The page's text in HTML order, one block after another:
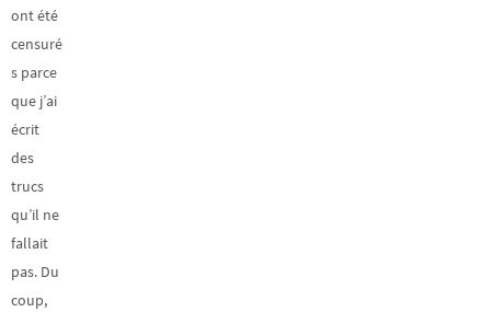
ont été
censuré
s parce
que j’ai
écrit
des
trucs
qu’il ne
fallait
pas. Du
coup,